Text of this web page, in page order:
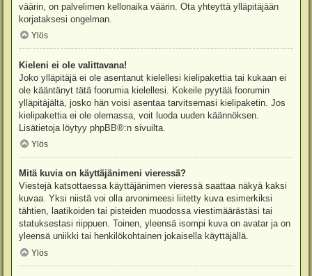
väärin, on palvelimen kellonaika väärin. Ota yhteyttä ylläpitäjään
korjataksesi ongelman.
Ylös
Kieleni ei ole valittavana!
Joko ylläpitäjä ei ole asentanut kielellesi kielipakettia tai kukaan ei
ole kääntänyt tätä foorumia kielellesi. Kokeile pyytää foorumin
ylläpitäjältä, josko hän voisi asentaa tarvitsemasi kielipaketin. Jos
kielipakettia ei ole olemassa, voit luoda uuden käännöksen.
Lisätietoja löytyy phpBB®:n sivuilta.
Ylös
Mitä kuvia on käyttäjänimeni vieressä?
Viestejä katsottaessa käyttäjänimen vieressä saattaa näkyä kaksi
kuvaa. Yksi niistä voi olla arvonimeesi liitetty kuva esimerkiksi
tähtien, laatikoiden tai pisteiden muodossa viestimäärästäsi tai
statuksestasi riippuen. Toinen, yleensä isompi kuva on avatar ja on
yleensä uniikki tai henkilökohtainen jokaisella käyttäjällä.
Ylös